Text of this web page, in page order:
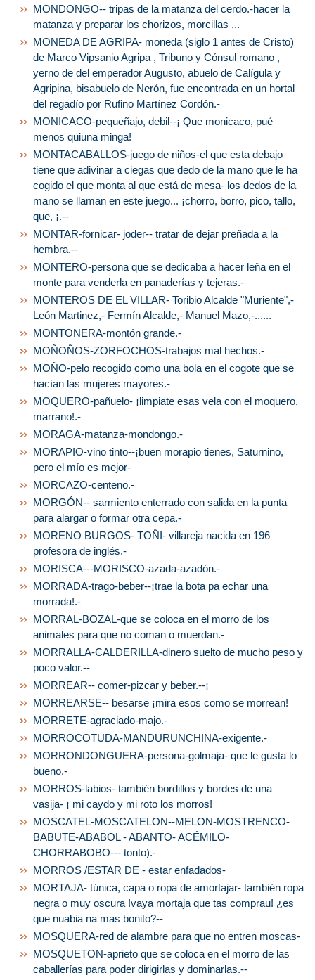
MONDONGO-- tripas de la matanza del cerdo.-hacer la
matanza y preparar los chorizos, morcillas ...
MONEDA DE AGRIPA- moneda (siglo 1 antes de Cristo)
de Marco Vipsanio Agripa , Tribuno y Cónsul romano ,
yerno de del emperador Augusto, abuelo de Calígula y
Agripina, bisabuelo de Nerón, fue encontrada en un hortal
del regadío por Rufino Martínez Cordón.-
MONICACO-pequeñajo, debil--¡ Que monicaco, pué
menos quiuna minga!
MONTACABALLOS-juego de niños-el que esta debajo
tiene que adivinar a ciegas que dedo de la mano que le ha
cogido el que monta al que está de mesa- los dedos de la
mano se llaman en este juego... ¡chorro, borro, pico, tallo,
que, ¡.--
MONTAR-fornicar- joder-- tratar de dejar preñada a la
hembra.--
MONTERO-persona que se dedicaba a hacer leña en el
monte para venderla en panaderías y tejeras.-
MONTEROS DE EL VILLAR- Toribio Alcalde "Muriente",-
León Martinez,- Fermín Alcalde,- Manuel Mazo,-......
MONTONERA-montón grande.-
MOÑOÑOS-ZORFOCHOS-trabajos mal hechos.-
MOÑO-pelo recogido como una bola en el cogote que se
hacían las mujeres mayores.-
MOQUERO-pañuelo- ¡limpiate esas vela con el moquero,
marrano!.-
MORAGA-matanza-mondongo.-
MORAPIO-vino tinto--¡buen morapio tienes, Saturnino,
pero el mío es mejor-
MORCAZO-centeno.-
MORGÓN-- sarmiento enterrado con salida en la punta
para alargar o formar otra cepa.-
MORENO BURGOS- TOÑI- villareja nacida en 196
profesora de inglés.-
MORISCA---MORISCO-azada-azadón.-
MORRADA-trago-beber--¡trae la bota pa echar una
morrada!.-
MORRAL-BOZAL-que se coloca en el morro de los
animales para que no coman o muerdan.-
MORRALLA-CALDERILLA-dinero suelto de mucho peso y
poco valor.--
MORREAR-- comer-pizcar y beber.--¡
MORREARSE-- besarse ¡mira esos como se morrean!
MORRETE-agraciado-majo.-
MORROCOTUDA-MANDURUNCHINA-exigente.-
MORRONDONGUERA-persona-golmaja- que le gusta lo
bueno.-
MORROS-labios- también bordillos y bordes de una
vasija- ¡ mi caydo y mi roto los morros!
MOSCATEL-MOSCATELON--MELON-MOSTRENCO-
BABUTE-ABABOL - ABANTO- ACÉMILO-
CHORRABOBO--- tonto).-
MORROS /ESTAR DE - estar enfadados-
MORTAJA- túnica, capa o ropa de amortajar- también ropa
negra o muy oscura !vaya mortaja que tas comprau! ¿es
que nuabia na mas bonito?--
MOSQUERA-red de alambre para que no entren moscas-
MOSQUETON-aprieto que se coloca en el morro de las
caballerías para poder dirigirlas y dominarlas.--